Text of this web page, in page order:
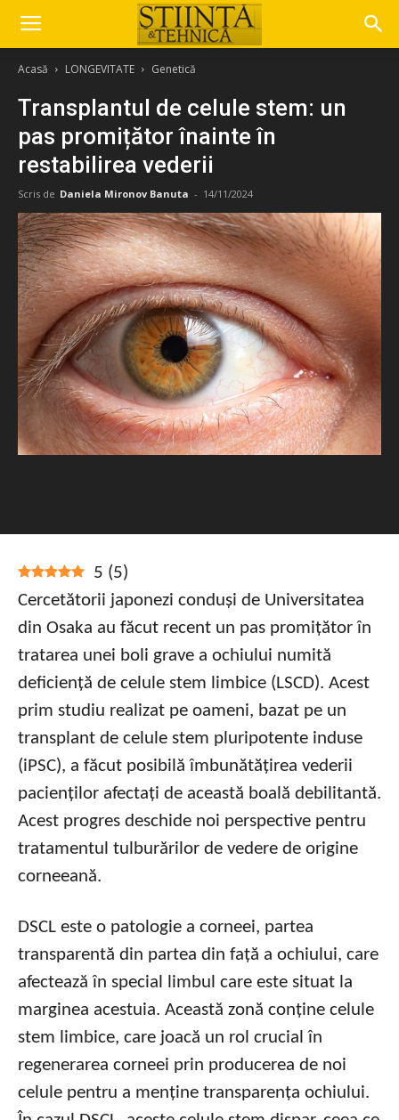
Acasă LONGEVITATE Genetică
Transplantul de celule stem: un
pas promițător înainte în
restabilirea vederii
Scris de Daniela Mironov Banuta - 14/11/2024
5 (5)
Cercetătorii japonezi conduși de Universitatea
din Osaka au făcut recent un pas promițător în
tratarea unei boli grave a ochiului numită
deficiență de celule stem limbice (LSCD). Acest
prim studiu realizat pe oameni, bazat pe un
transplant de celule stem pluripotente induse
(iPSC), a făcut posibilă îmbunătățirea vederii
pacienților afectați de această boală debilitantă.
Acest progres deschide noi perspective pentru
tratamentul tulburărilor de vedere de origine
corneeană.
DSCL este o patologie a corneei, partea
transparentă din partea din față a ochiului, care
afectează în special limbul care este situat la
marginea acestuia. Această zonă conține celule
stem limbice, care joacă un rol crucial în
regenerarea corneei prin producerea de noi
celule pentru a menține transparența ochiului.